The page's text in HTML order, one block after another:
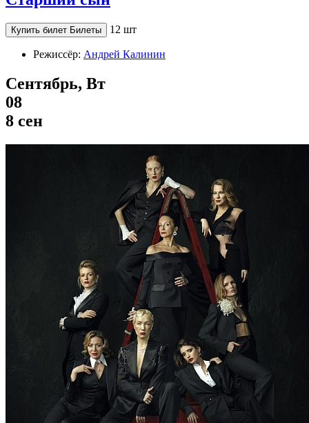
Купить билет Билеты 12 шт
Режиссёр: Андрей Калинин
Сентябрь, Вт
08
8 сен